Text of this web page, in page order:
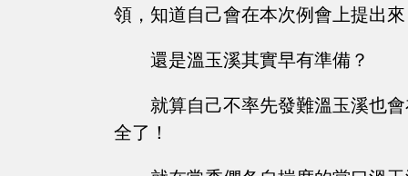
領，知道自己會在本次例會上提出
還是溫玉溪其實早有準備？
就算自己不率先發難溫玉溪也
全了！